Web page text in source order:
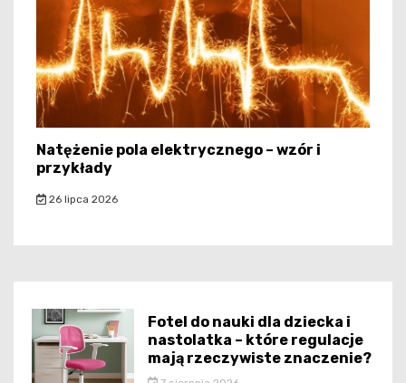
Natężenie pola elektrycznego – wzór i
przykłady
26 lipca 2026
Fotel do nauki dla dziecka i
nastolatka – które regulacje
mają rzeczywiste znaczenie?